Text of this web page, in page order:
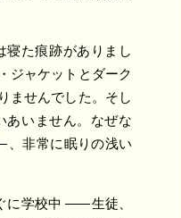
寝た痕跡がありまし
ジャケットとダーク
ませんでした。そし
あいません。なぜな
、非常に眠りの浅い
に学校中 ――生徒、